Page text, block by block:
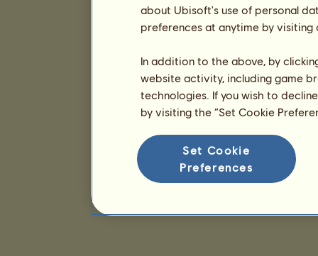
about Ubisoft's use of personal
preferences at anytime by
In addition to the above, by
website activity, including game
technologies. If you wish to
by visiting the “Set Cookie
Set Cookie
Preferences